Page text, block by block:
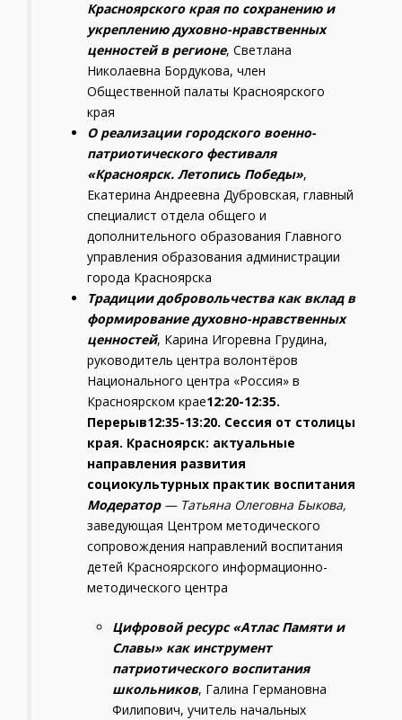
Красноярского края по сохранению и
укреплению духовно-нравственных
ценностей в регионе, Светлана
Николаевна Бордукова, член
Общественной палаты Красноярского
края
О реализации городского военно-
патриотического фестиваля
«Красноярск. Летопись Победы»,
Екатерина Андреевна Дубровская, главный
специалист отдела общего и
дополнительного образования Главного
управления образования администрации
города Красноярска
Традиции добровольчества как вклад в
формирование духовно-нравственных
ценностей, Карина Игоревна Грудина,
руководитель центра волонтёров
Национального центра «Россия» в
Красноярском крае12:20-12:35.
Перерыв12:35-13:20. Сессия от столицы
края. Красноярск: актуальные
направления развития
социокультурных практик воспитания
Модератор— Татьяна Олеговна Быкова,
заведующая Центром методического
сопровождения направлений воспитания
детей Красноярского информационно-
методического центра
Цифровой ресурс «Атлас Памяти и
Славы» как инструмент
патриотического воспитания
школьников, Галина Германовна
Филипович, учитель начальных